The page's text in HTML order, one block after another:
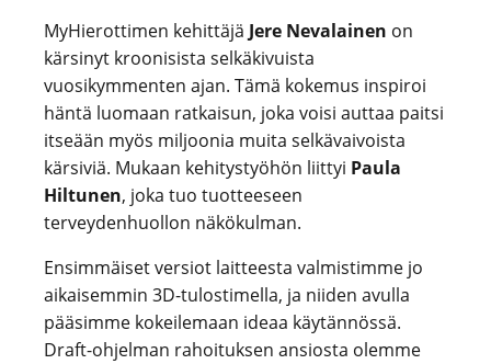
MyHierottimen kehittäjä Jere Nevalainen on
kärsinyt kroonisista selkäkivuista
vuosikymmenten ajan. Tämä kokemus inspiroi
häntä luomaan ratkaisun, joka voisi auttaa paitsi
itseään myös miljoonia muita selkävaivoista
kärsiviä. Mukaan kehitystyöhön liittyi Paula
Hiltunen, joka tuo tuotteeseen
terveydenhuollon näkökulman.
Ensimmäiset versiot laitteesta valmistimme jo
aikaisemmin 3D-tulostimella, ja niiden avulla
pääsimme kokeilemaan ideaa käytännössä.
Draft-ohjelman rahoituksen ansiosta olemme